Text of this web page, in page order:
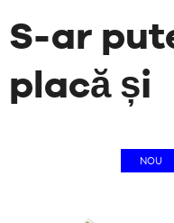
S-ar
placă și
NOU